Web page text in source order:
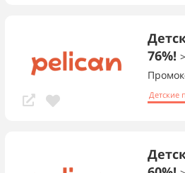
76%!
Детские